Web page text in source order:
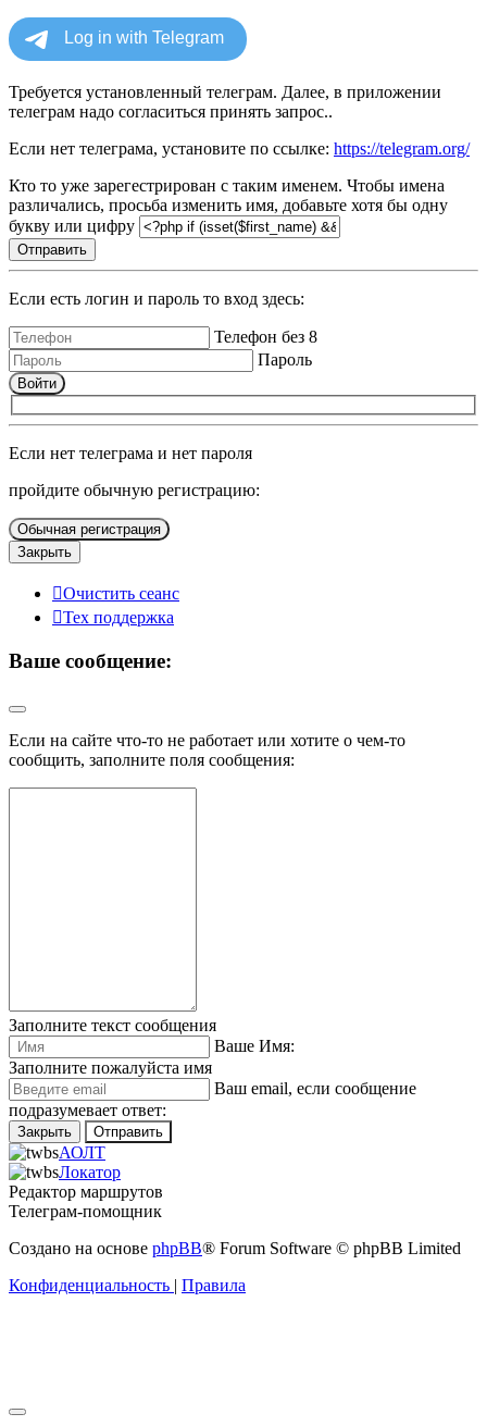
Требуется установленный телеграм. Далее, в приложении
телеграм надо согласиться принять запрос..
Если нет телеграма, установите по ссылке: https://telegram.org/
Кто то уже зарегестрирован с таким именем. Чтобы имена
различались, просьба изменить имя, добавьте хотя бы одну
букву или цифру
Отправить
Если есть логин и пароль то вход здесь:
Телефон без 8
Пароль
Войти
Если нет телеграма и нет пароля
пройдите обычную регистрацию:
Обычная регистрация
Закрыть
Очистить сеанс
Тех поддержка
Ваше сообщение:
Если на сайте что-то не работает или хотите о чем-то
сообщить, заполните поля сообщения:
Заполните текст сообщения
Ваше Имя:
Заполните пожалуйста имя
Ваш еmail, если сообщение
подразумевает ответ:
Закрыть Отправить
АОЛТ
Локатор
Редактор маршрутов
Телеграм-помощник
Создано на основе phpBB® Forum Software © phpBB Limited
Конфиденциальность | Правила